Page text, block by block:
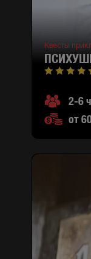
Квесты
2-6
от